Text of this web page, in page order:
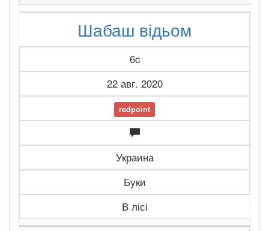
Шабаш відьом
6c
22 авг. 2020
redpoint
Украина
Буки
В лісі